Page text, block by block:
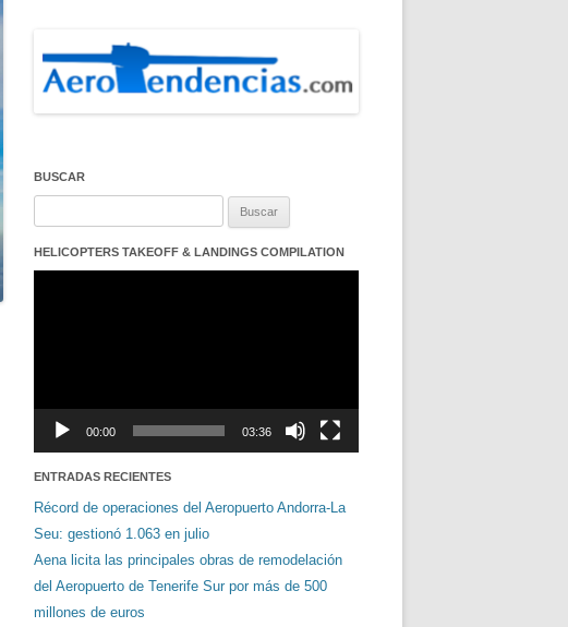
BUSCAR
HELICOPTERS TAKEOFF & LANDINGS COMPILATION
00:00 03:36
ENTRADAS RECIENTES
Récord de operaciones del Aeropuerto Andorra-La
Seu: gestionó 1.063 en julio
Aena licita las principales obras de remodelación
del Aeropuerto de Tenerife Sur por más de 500
millones de euros